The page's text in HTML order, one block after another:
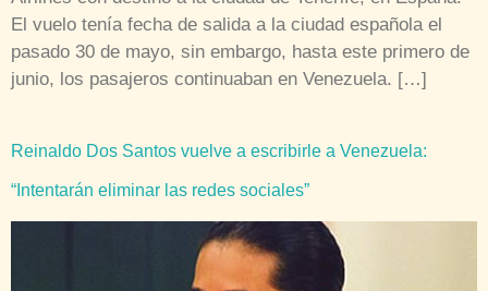
“El Profeta” brasilero Reinaldo Dos Santos, quien ha
tenido visiones y revelaciones sobre la situación política
venezolana, reveló que el Gobierno intentará eliminar las
redes sociales, pero no lo logrará; por lo que pidió a los